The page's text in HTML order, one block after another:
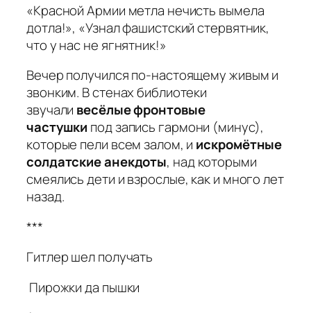
«Красной Армии метла нечисть вымела
дотла!», «Узнал фашистский стервятник,
что у нас не ягнятник!»
Вечер получился по-настоящему живым и
звонким. В стенах библиотеки
звучали весёлые фронтовые
частушки под запись гармони (минус),
которые пели всем залом, и искромётные
солдатские анекдоты, над которыми
смеялись дети и взрослые, как и много лет
назад.
***
Гитлер шел получать
Пирожки да пышки